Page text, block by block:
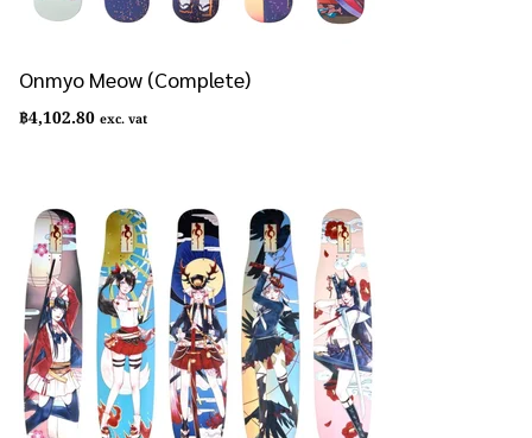
Onmyo Meow (Complete)
฿4,102.80 exc. vat